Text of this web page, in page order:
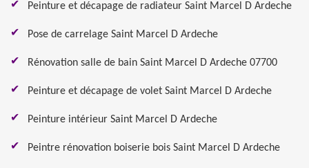
Peinture et décapage de radiateur Saint Marcel D Ardeche
Pose de carrelage Saint Marcel D Ardeche
Rénovation salle de bain Saint Marcel D Ardeche 07700
Peinture et décapage de volet Saint Marcel D Ardeche
Peinture intérieur Saint Marcel D Ardeche
Peintre rénovation boiserie bois Saint Marcel D Ardeche